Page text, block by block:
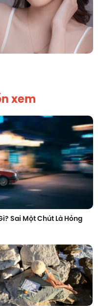
xem
Sai Một Chút Là Hỏng